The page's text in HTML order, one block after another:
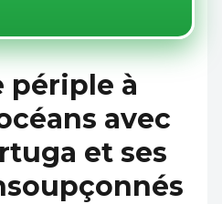
périple à
avec
et ses